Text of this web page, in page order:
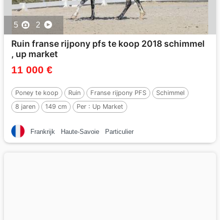
5 2
Ruin franse rijpony pfs te koop 2018 schimmel
, up market
11 000 €
Poney te koop Ruin Franse rijpony PFS
Schimmel
8 jaren
149 cm Per : Up Market
Frankrijk Haute-Savoie Particulier